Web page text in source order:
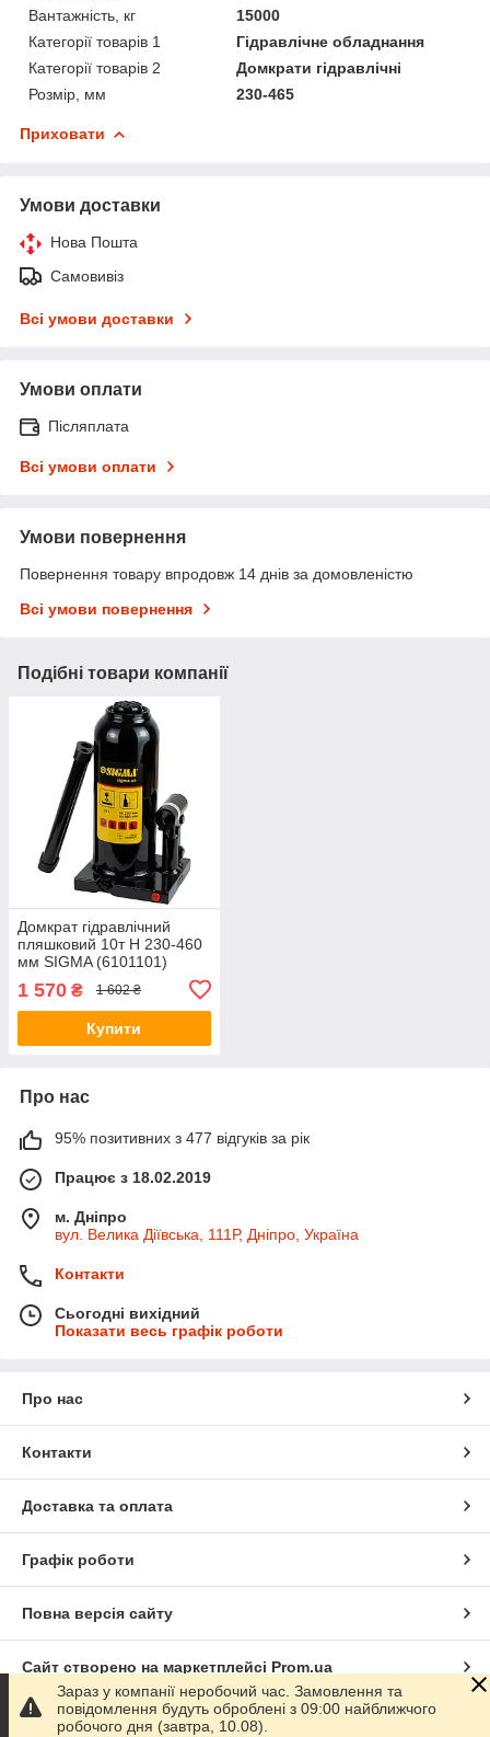
Вантажність, кг
15000
Категорії товарів 1
Гідравлічне обладнання
Категорії товарів 2
Домкрати гідравлічні
Розмір, мм
230-465
Приховати
Умови доставки
Нова Пошта
Самовивіз
Всі умови доставки
Умови оплати
Післяплата
Всі умови оплати
Умови повернення
Повернення товару впродовж 14 днів за домовленістю
Всі умови повернення
Подібні товари компанії
Домкрат гідравлічний
пляшковий 10т H 230-460
мм SIGMA (6101101)
1 570 ₴ 1 602 ₴
Купити
Про нас
95% позитивних з 477 відгуків за рік
Працює з 18.02.2019
м. Дніпро
вул. Велика Діївська, 111Р, Дніпро, Україна
Контакти
Сьогодні вихідний
Показати весь графік роботи
Про нас
Контакти
Доставка та оплата
Графік роботи
Повна версія сайту
Сайт створено на маркетплейсі Prom.ua
Політика конфіденційності
Зараз у компанії неробочий час. Замовлення та
повідомлення будуть оброблені з 09:00 найближчого
робочого дня (завтра, 10.08).